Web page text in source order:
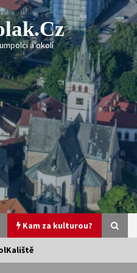
a okolí
Kam za kulturou?